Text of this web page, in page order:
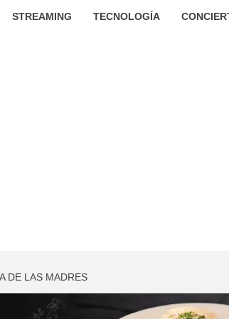
STREAMING TECNOLOGÍA
DE LAS MADRES